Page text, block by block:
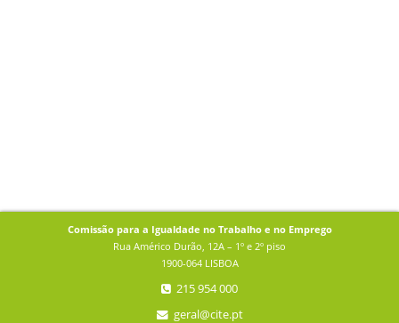
Comissão para a Igualdade no Trabalho e no Emprego
Rua Américo Durão, 12A – 1º e 2º piso
1900-064 LISBOA
215 954 000
geral@cite.pt